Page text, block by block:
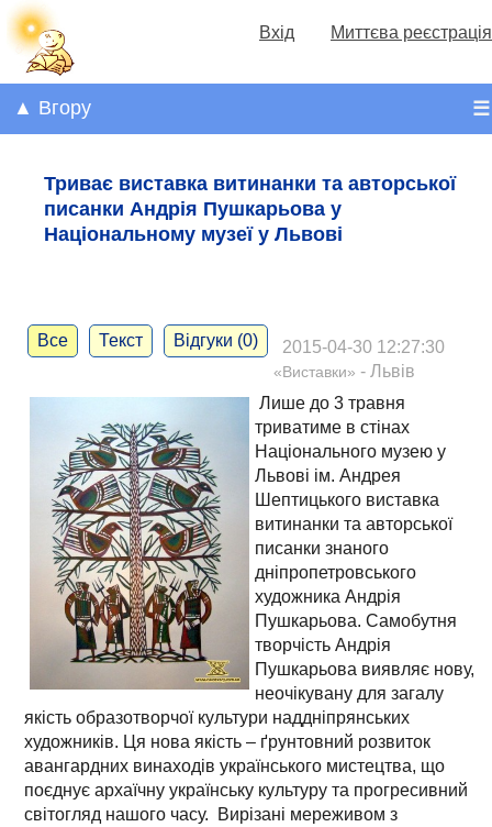
Вхід Миттєва реєстрація
☰
▲ Вгору
Триває виставка витинанки та авторської
писанки Андрія Пушкарьова у
Національному музеї у Львові
Все Текст Відгуки (0) 2015-04-30 12:27:30
«Виставки» - Львів
Лише до 3 травня
триватиме в стінах
Національного музею у
Львові ім. Андрея
Шептицького виставка
витинанки та авторської
писанки знаного
дніпропетровського
художника Андрія
Пушкарьова. Самобутня
творчість Андрія
Пушкарьова виявляє нову,
неочікувану для загалу
якість образотворчої культури наддніпрянських
художників. Ця нова якість – ґрунтовний розвиток
авангардних винаходів українського мистецтва, що
поєднує архаїчну українську культуру та прогресивний
світогляд нашого часу. Вирізані мереживом з